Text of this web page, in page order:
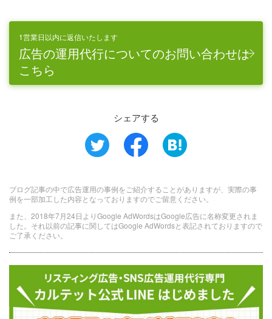
1営業日以内に返信いたします
広告の運用代行についてのお問い合わせは
こちら
シェアする
ブログ記事の中で広告運用の事例をご紹介することがありますが、実際の事
例を一部加工した内容となっておりますのでご留意ください。
また、2018年7月24日よりGoogle AdWordsはGoogle広告に名称変更されま
した。それ以前の記事に関してはGoogle AdWordsと表記されておりますので
ご了承ください。